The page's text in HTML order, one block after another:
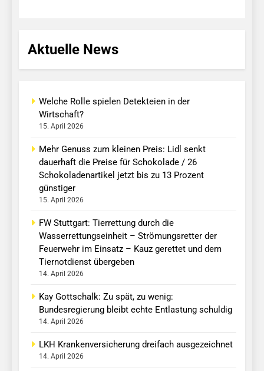
Aktuelle News
Welche Rolle spielen Detekteien in der
Wirtschaft?
15. April 2026
Mehr Genuss zum kleinen Preis: Lidl senkt
dauerhaft die Preise für Schokolade / 26
Schokoladenartikel jetzt bis zu 13 Prozent
günstiger
15. April 2026
FW Stuttgart: Tierrettung durch die
Wasserrettungseinheit – Strömungsretter der
Feuerwehr im Einsatz – Kauz gerettet und dem
Tiernotdienst übergeben
14. April 2026
Kay Gottschalk: Zu spät, zu wenig:
Bundesregierung bleibt echte Entlastung schuldig
14. April 2026
LKH Krankenversicherung dreifach ausgezeichnet
14. April 2026